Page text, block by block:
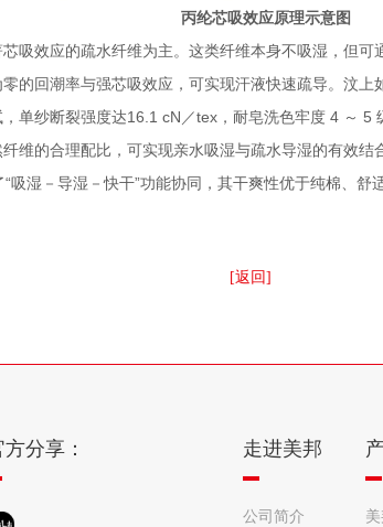
丙纶芯吸效应原理示意图
吸效应的疏水纤维为主。这类纤维本身不吸湿，但
的回潮率与强芯吸效应，可实现汗液快速疏导。汶
单纱断裂强度达16.1 cN／tex，耐皂洗色牢度 4 ～ 5
维的合理配比，可实现亲水吸湿与疏水导湿的有效
湿－导湿－快干”功能协同，其干爽性优于纯棉、舒
[返回]
方分享： 走进美邦
公司简介